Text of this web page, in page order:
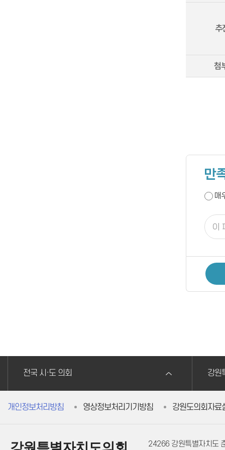
추
첨
만
매
전국 시·도 의회 강원
개인정보처리방침 영상정보처리기기방침 강원도의회자료
24266 강원특별자치도